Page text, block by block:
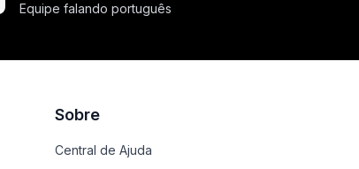
Equipe falando português
Sobre
Central de Ajuda